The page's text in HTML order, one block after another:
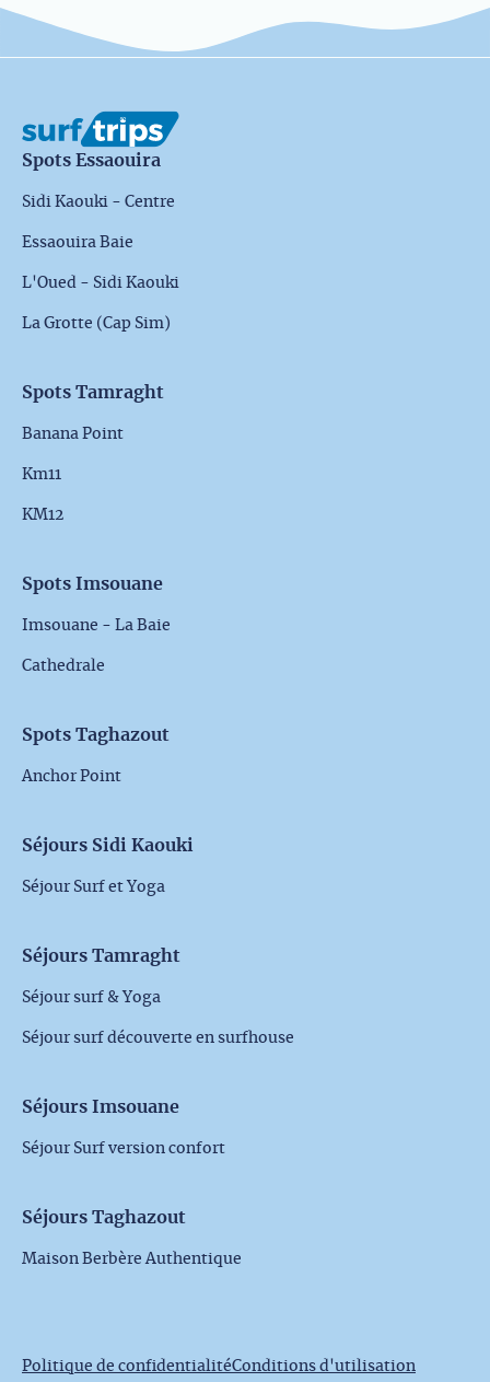
Spots Essaouira
Sidi Kaouki - Centre
Essaouira Baie
L'Oued - Sidi Kaouki
La Grotte (Cap Sim)
Spots Tamraght
Banana Point
Km11
KM12
Spots Imsouane
Imsouane - La Baie
Cathedrale
Spots Taghazout
Anchor Point
Séjours Sidi Kaouki
Séjour Surf et Yoga
Séjours Tamraght
Séjour surf & Yoga
Séjour surf découverte en surfhouse
Séjours Imsouane
Séjour Surf version confort
Séjours Taghazout
Maison Berbère Authentique
Politique de confidentialitéConditions d'utilisation